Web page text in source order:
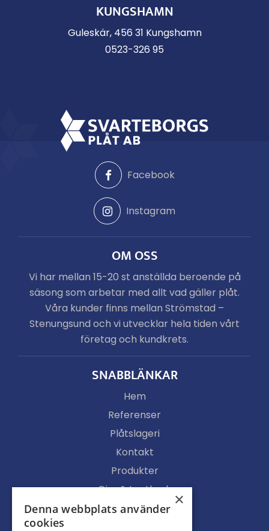
KUNGSHAMN
Guleskär, 456 31 Kungshamn
0523-326 95
Facebook
Instagram
OM OSS
Vi har mellan 15-20 st anställda beroende på
säsong som arbetar med allt vad gäller plåt.
Våra kunder finns mellan Strömstad –
Stenungsund och vi utvecklar hela tiden vårt
företag och kundkrets.
SNABBLÄNKAR
Hem
Referenser
Plåtslageri
Kontakt
Produkter
Djur & Lantbruk
Köpvillkor
×
Denna webbplats använder
cookies